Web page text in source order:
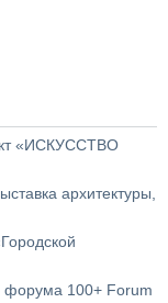
«ИСКУССТВО
архитектуры,
форума 100+ Forum